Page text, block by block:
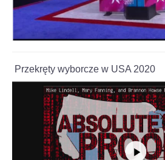
Przekręty wyborcze w USA 2020